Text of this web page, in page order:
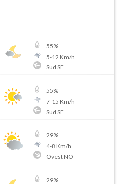
55%
5-12 Km/h
Sud SE
55%
7-15 Km/h
Sud SE
29%
4-8Km/h
Ovest NO
29%